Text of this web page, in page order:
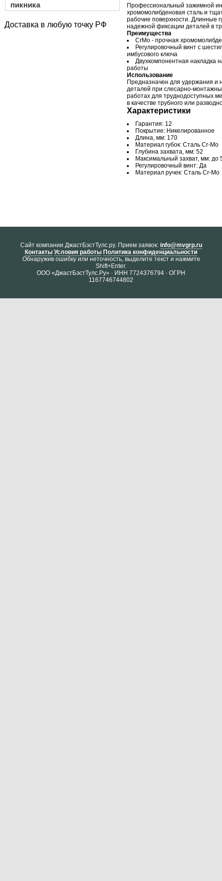
пикника
Доставка в любую точку РФ
Профессиональный зажимной
хромомолибденовая сталь и
рабочие поверхности. Длинные
надежной фиксации деталей в
Преимущества
CrMo - прочная
Регулировочный винт с
имбусового ключа
Двухкомпонентная накладка
работы
Использование
Предназначен для удержания и
деталей при слесарно-
работах для труднодоступных
в качестве трубного или
Характеристики
Гарантия: 12
Покрытие: Никелированное
Длина, мм: 170
Материал губок: Сталь Cr-Mo
Глубина захвата, мм: 52
Максимальный захват, мм: до
Регулировочный винт: Да
Материал ручек: Сталь Cr-Mo
Cайт компании ДжастБэстТулс.ру. Прием заявок: info@mvgrp.ru
Контакты Условия работы Политика конфиденциальности
Обнаружив ошибку или неточность, выделите текст и нажмите
Shift+Enter.
ООО «ДжастБэстТулс.Ру» · ИНН 7724376794 · ОГРН
1167746744802